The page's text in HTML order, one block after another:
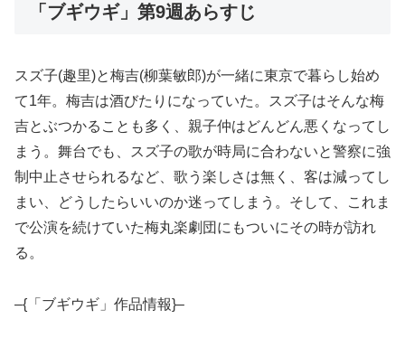
「ブギウギ」第9週あらすじ
スズ子(趣里)と梅吉(柳葉敏郎)が一緒に東京で暮らし始め
て1年。梅吉は酒びたりになっていた。スズ子はそんな梅
吉とぶつかることも多く、親子仲はどんどん悪くなってし
まう。舞台でも、スズ子の歌が時局に合わないと警察に強
制中止させられるなど、歌う楽しさは無く、客は減ってし
まい、どうしたらいいのか迷ってしまう。そして、これま
で公演を続けていた梅丸楽劇団にもついにその時が訪れ
る。
–{「ブギウギ」作品情報}–